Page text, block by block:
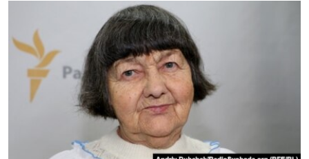
СИБИРЬ.РЕАЛИИ
РАСПИСАНИЕ ВЕЩАНИЯ
ПОДПИШИТЕСЬ НА РАССЫЛКУ